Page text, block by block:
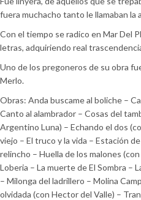
fuera muchacho tanto le llamaban la
Con el tiempo se radico en Mar Del
letras, adquiriendo real
Uno de los pregoneros de su obra
Merlo.
Obras: Anda buscame al boliche –
Canto al alambrador – Cosas del
Argentino Luna) – Echando el dos
viejo – El truco y la vida – Estación
relincho – Huella de los malones
Loberia – La muerte de El Sombra –
– Milonga del ladrillero – Molina
olvidada (con Hector del Valle) –